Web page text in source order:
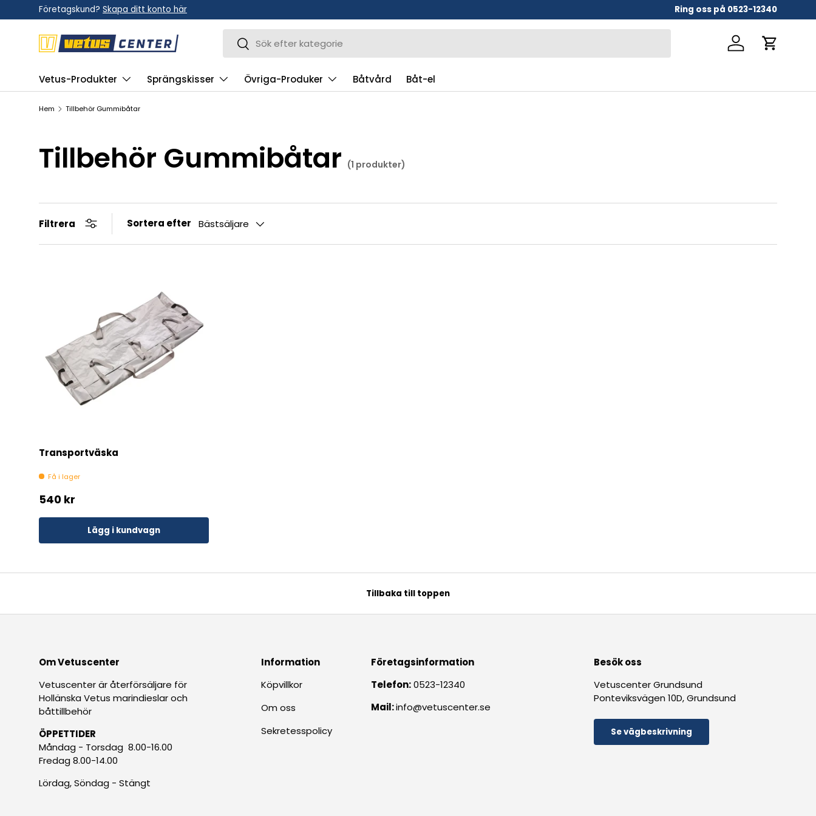
Hoppa till innehållet
Företagskund? Skapa ditt konto här Ring oss på 0523-12340
Sök Logga inVagn
Vetus-Produkter Sprängskisser Övriga-Produker Båtvård Båt-el
Hem Tillbehör Gummibåtar
Tillbehör Gummibåtar (1 produkter)
Filtrera Sortera efter Bästsäljare
Transportväska
Få i lager
540 kr
Lägg i kundvagn
Tillbaka till toppen
Om Vetuscenter
Vetuscenter är återförsäljare för
Hollänska Vetus marindieslar och
båttillbehör
ÖPPETTIDER
Måndag - Torsdag 8.00-16.00
Fredag 8.00-14.00
Lördag, Söndag - Stängt
Information
Köpvillkor
Om oss
Sekretesspolicy
Företagsinformation
Telefon:0523-12340
Mail:info@vetuscenter.se
Besök oss
Vetuscenter Grundsund
Ponteviksvägen 10D, Grundsund
Se vägbeskrivning